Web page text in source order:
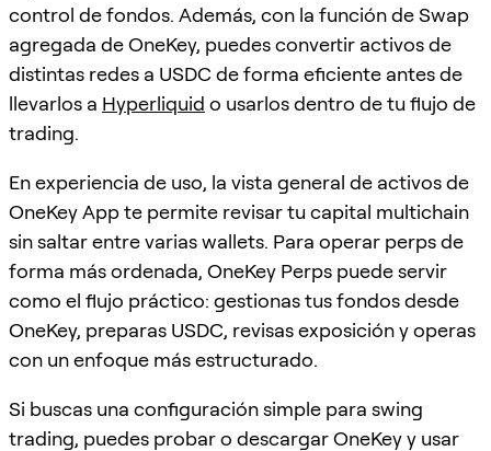
control de fondos. Además, con la función de Swap
agregada de OneKey, puedes convertir activos de
distintas redes a USDC de forma eficiente antes de
llevarlos a Hyperliquid o usarlos dentro de tu flujo de
trading.
En experiencia de uso, la vista general de activos de
OneKey App te permite revisar tu capital multichain
sin saltar entre varias wallets. Para operar perps de
forma más ordenada, OneKey Perps puede servir
como el flujo práctico: gestionas tus fondos desde
OneKey, preparas USDC, revisas exposición y operas
con un enfoque más estructurado.
Si buscas una configuración simple para swing
trading, puedes probar o descargar OneKey y usar